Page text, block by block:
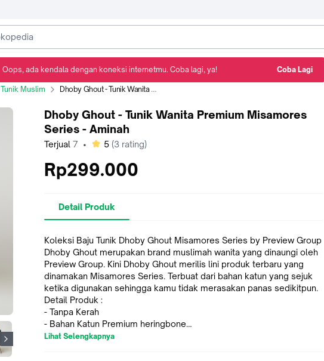
Tunik Muslim Dhoby Ghout - Tunik Wanita Premium Misamores Series - Aminah
Dhoby Ghout - Tunik Wanita Premium Misamores
Series - Aminah
Terjual 7 • bintang
5 (3 rating)
Rp299.000
Detail Produk
Koleksi Baju Tunik Dhoby Ghout Misamores Series by Preview Group
Dhoby Ghout merupakan brand muslimah wanita yang dinaungi oleh
Preview Group. Kini Dhoby Ghout merilis lini produk terbaru yang
dinamakan Misamores Series. Terbuat dari bahan katun yang sejuk
ketika digunakan sehingga kamu tidak merasakan panas sedikitpun.
Detail Produk :
- Tanpa Kerah
- Bahan Katun Premium heringbone
- Ukuran One Size
Lihat Selengkapnya
Oops, ada kendala dengan koneksi internetmu. Coba lagi, ya! Coba Lagi